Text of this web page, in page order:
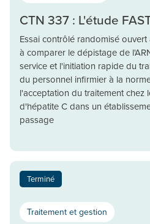
CTN 337 : L'étude
Essai contrôlé randomisé
à comparer le dépistage de
service et l'initiation rapide du
du personnel infirmier à la
l'acceptation du traitement chez
d'hépatite C dans un
passage
Terminé
Traitement et gestion